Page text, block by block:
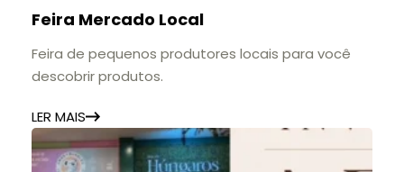
Feira Mercado Local
Feira de pequenos produtores locais para você
descobrir produtos.
LER MAIS